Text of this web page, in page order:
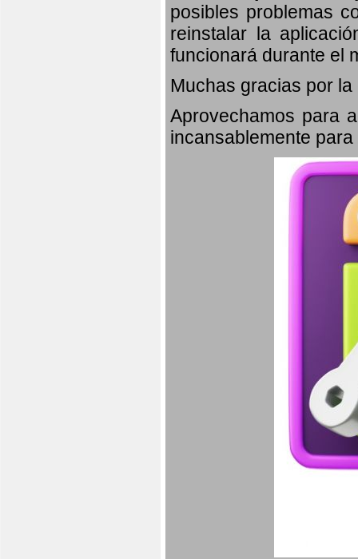
posibles problemas
reinstalar la
funcionará durante el
Muchas gracias por
Aprovechamos para
incansablemente